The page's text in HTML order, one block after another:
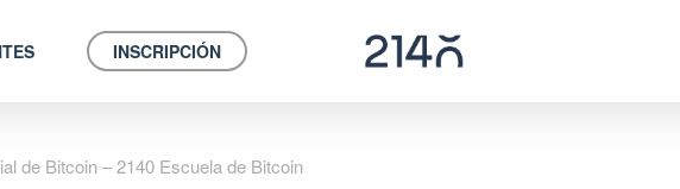
INSCRIPCIÓN
de Bitcoin – 2140 Escuela de Bitcoin